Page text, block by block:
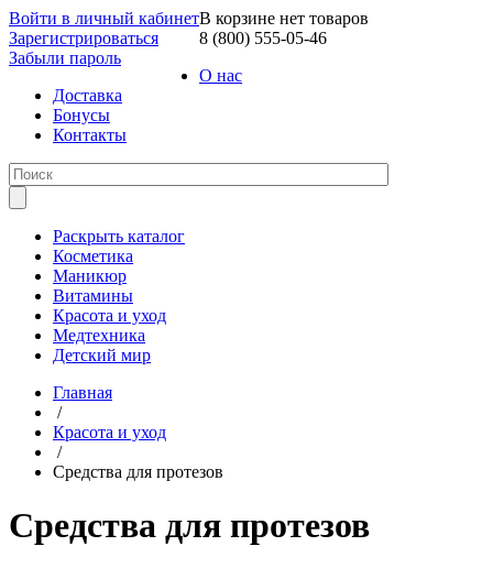
Войти в личный кабинет
Зарегистрироваться
Забыли пароль
В корзине нет товаров
8 (800) 555-05-46
О нас
Доставка
Бонусы
Контакты
Раскрыть каталог
Косметика
Маникюр
Витамины
Красота и уход
Медтехника
Детский мир
Главная
/
Красота и уход
/
Средства для протезов
Средства для протезов